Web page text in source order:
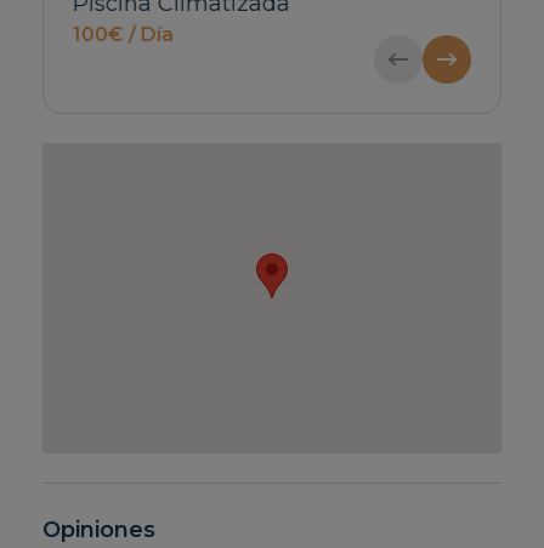
A consultar 100€ / Reserva
Opiniones